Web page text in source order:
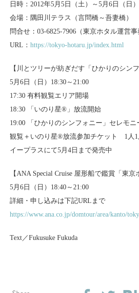
日時：2012年5月5日（土）～5月6日（日）
会場：隅田川テラス（言問橋～吾妻橋）
問合せ：03-6825-7906（東京ホタル運営事
URL： https://tokyo-hotaru.jp/index.html
【川とツリーが紡ぎだす「ひかりのシン
5月6日（日）18:30～21:00
17:30 有料観覧エリア開場
18:30 「いのり星®」放流開始
19:00 「ひかりのシンフォニー」セレモニ
観覧＋いのり星®放流参加チケット 1人
イープラスにて5月4日まで発売中
【ANA Special Cruise 屋形船で鑑賞「東京
5月6日（日）18:40～21:00
詳細・申し込みは下記URLまで
https://www.ana.co.jp/domtour/area/kanto/
Text／Fukusuke Fukuda